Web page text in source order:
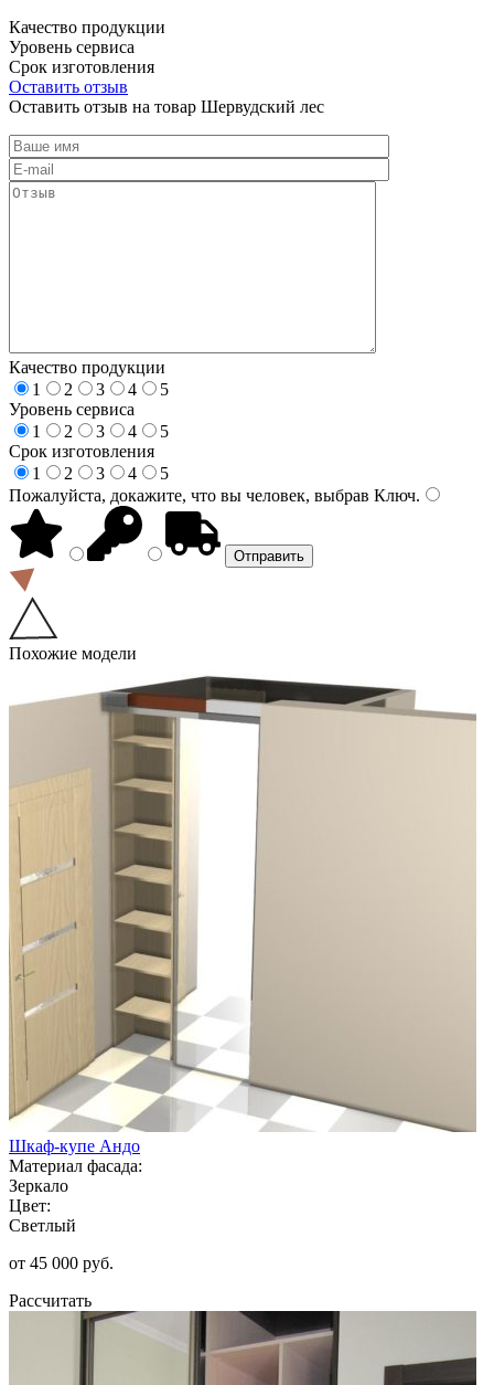
Качество продукции
Уровень сервиса
Срок изготовления
Оставить отзыв
Оставить отзыв на товар Шервудский лес
Качество продукции
1
2 3 4
5
Уровень сервиса
1
2 3 4
5
Срок изготовления
1
2 3 4
5
Пожалуйста, докажите, что вы человек, выбрав Ключ.
Похожие модели
Шкаф-купе Андо
Материал фасада:
Зеркало
Цвет:
Светлый
от 45 000 руб.
Рассчитать